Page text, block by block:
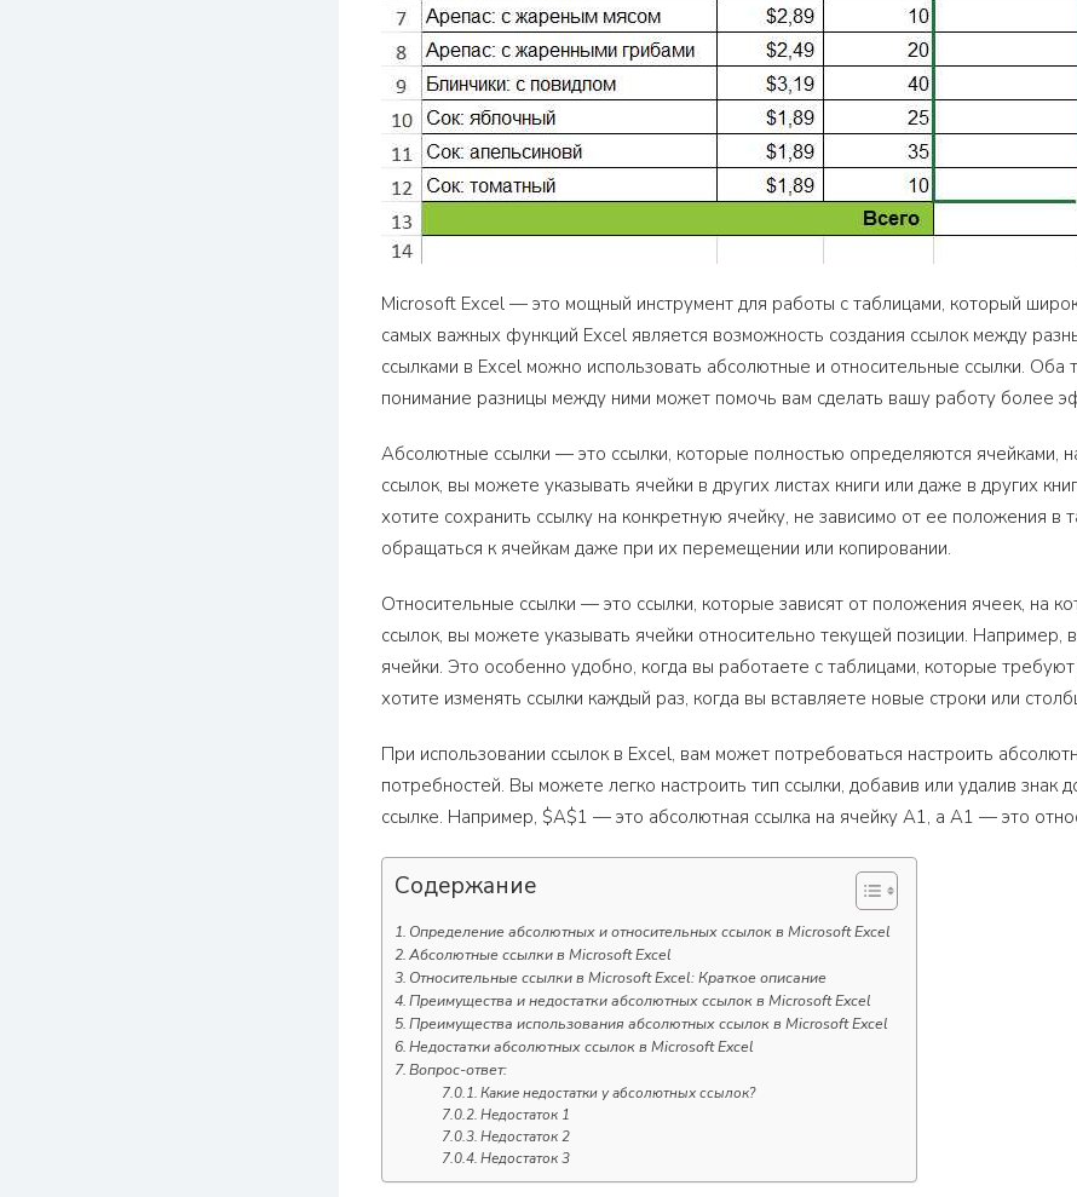
Microsoft Excel — это мощный инструмент для работы с таблицами, который
самых важных функций Excel является возможность создания ссылок между
ссылками в Excel можно использовать абсолютные и относительные ссылки. Оба
понимание разницы между ними может помочь вам сделать вашу работу более
Абсолютные ссылки — это ссылки, которые полностью определяются ячейками,
ссылок, вы можете указывать ячейки в других листах книги или даже в других
хотите сохранить ссылку на конкретную ячейку, не зависимо от ее положения
обращаться к ячейкам даже при их перемещении или копировании.
Относительные ссылки — это ссылки, которые зависят от положения ячеек, на
ссылок, вы можете указывать ячейки относительно текущей позиции. Например,
ячейки. Это особенно удобно, когда вы работаете с таблицами, которые
хотите изменять ссылки каждый раз, когда вы вставляете новые строки или
При использовании ссылок в Excel, вам может потребоваться настроить
потребностей. Вы можете легко настроить тип ссылки, добавив или удалив
ссылке. Например, $A$1 — это абсолютная ссылка на ячейку A1, а A1 — это
Содержание
Определение абсолютных и относительных ссылок в Microsoft Excel
Абсолютные ссылки в Microsoft Excel
Относительные ссылки в Microsoft Excel: Краткое описание
Преимущества и недостатки абсолютных ссылок в Microsoft Excel
Преимущества использования абсолютных ссылок в Microsoft Excel
Недостатки абсолютных ссылок в Microsoft Excel
Вопрос-ответ:
Какие недостатки у абсолютных ссылок?
Недостаток 1
Недостаток 2
Недостаток 3